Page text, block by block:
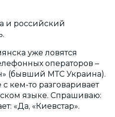
и российский
уже ловятся
операторов –
(бывший МТС Украина).
кем-то разговаривает
языке. Спрашиваю:
«Да, «Киевстар».